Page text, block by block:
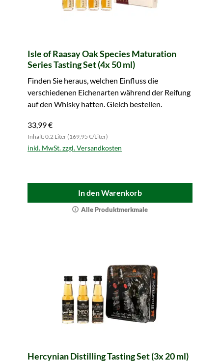
Isle of Raasay Oak Species Maturation
Series Tasting Set (4x 50 ml)
Finden Sie heraus, welchen Einfluss die
verschiedenen Eichenarten während der Reifung
auf den Whisky hatten. Gleich bestellen.
33,99 €
Inhalt: 0.2 Liter (169,95 €/Liter)
inkl. MwSt. zzgl. Versandkosten
In den Warenkorb
Alle Produktmerkmale
Hercynian Distilling Tasting Set (3x 20 ml)